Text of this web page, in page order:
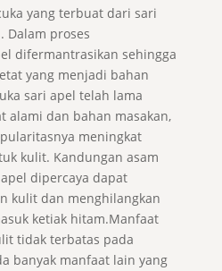
yang terbuat dari sari
Dalam proses
difermantrasikan sehingga
yang menjadi bahan
sari apel telah lama
alami dan bahan masakan,
meningkat
kulit. Kandungan asam
dipercaya dapat
kulit dan menghilangkan
ketiak hitam.Manfaat
tidak terbatas pada
banyak manfaat lain yang